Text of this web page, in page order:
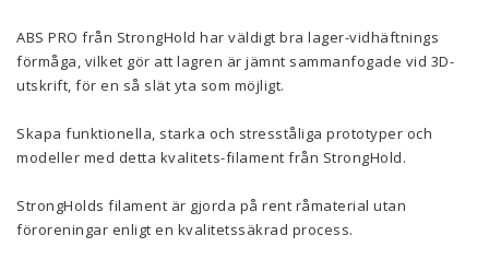
ABS PRO från StrongHold har väldigt bra lager-vidhäftnings
förmåga, vilket gör att lagren är jämnt sammanfogade vid 3D-
utskrift, för en så slät yta som möjligt.
Skapa funktionella, starka och stresståliga prototyper och
modeller med detta kvalitets-filament från StrongHold.
StrongHolds filament är gjorda på rent råmaterial utan
föroreningar enligt en kvalitetssäkrad process.